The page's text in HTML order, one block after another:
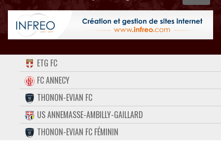
ACCUEIL
FORUM
CONTACT
FACEBOOK
TWITTER
ETG FC
FC ANNECY
THONON-EVIAN FC
US ANNEMASSE-AMBILLY-GAILLARD
THONON-EVIAN FC FÉMININ